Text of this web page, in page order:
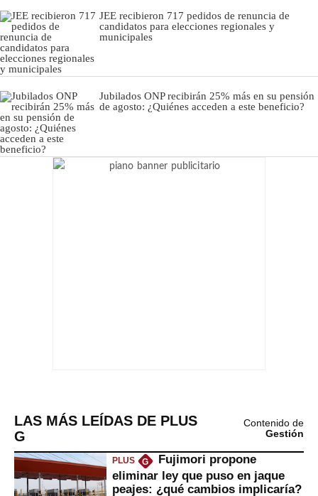
JEE recibieron 717 pedidos de renuncia de
candidatos para elecciones regionales y
municipales
Jubilados ONP recibirán 25% más en su pensión
de agosto: ¿Quiénes acceden a este beneficio?
LAS MÁS LEÍDAS DE PLUS
G
Contenido de
Gestión
PLUS G
Fujimori propone
eliminar ley que puso en jaque
peajes: ¿qué cambios implicaría?